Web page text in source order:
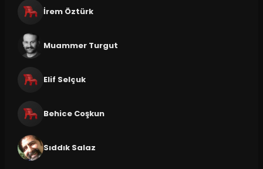
İrem Öztürk
Muammer Turgut
Elif Selçuk
Behice Coşkun
Sıddık Salaz